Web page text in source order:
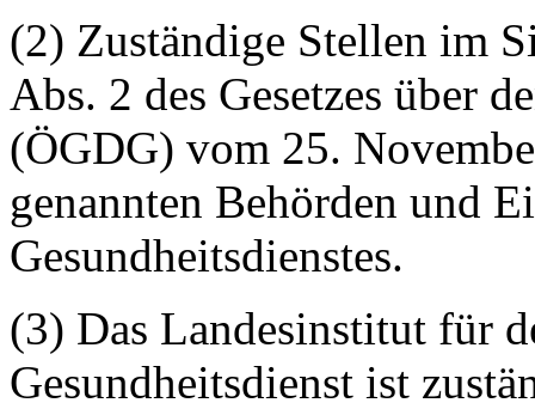
(2) Zuständige Stellen im
Abs. 2 des Gesetzes über
(ÖGDG) vom 25.
genannten Behörden und
Gesundheitsdienstes.
(3) Das Landesinstitut für
Gesundheitsdienst ist